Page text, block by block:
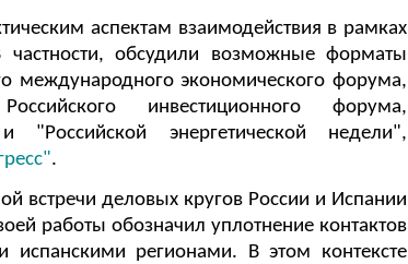
аспектам взаимодействия в рамках
обсудили возможные форматы
международного экономического форума,
инвестиционного форума,
энергетической недели",
.
встречи деловых кругов России и Испании
работы обозначил уплотнение контактов
регионами. В этом контексте